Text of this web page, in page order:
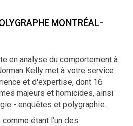
MONTRÉAL-
en analyse du comportement à
Kelly met à votre service
et d'expertise, dont 16
majeurs et homicides, ainsi
- enquêtes et polygraphie.
étant l’un des